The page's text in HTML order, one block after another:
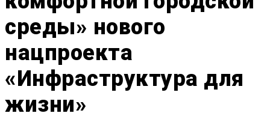
среды» нового
нацпроекта
«Инфраструктура для
жизни»